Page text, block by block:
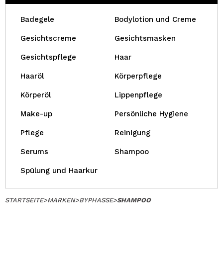
Badegele Bodylotion und Creme
Gesichtscreme Gesichtsmasken
Gesichtspflege Haar
Haaröl Körperpflege
Körperöl Lippenpflege
Make-up Persönliche Hygiene
Pflege Reinigung
Serums Shampoo
Spülung und Haarkur
STARTSEITE>MARKEN>BYPHASSE>SHAMPOO